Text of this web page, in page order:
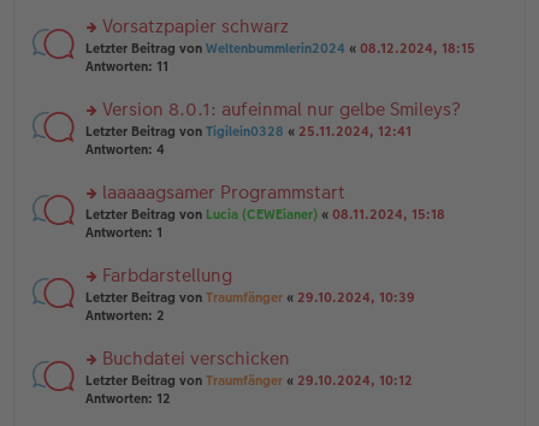
tr
a
g
e
n
er
tr
a
g
n
g
el
e
n
er
tr
a
g
rs
te
n
g
el
e
n
er
tr
a
g
Vorsatzpapier schwarz
Letzter Beitrag von Weltenbummlerin2024 « 08.12.2024, 18:15
Antworten: 11
rs
te
n
g
el
e
n
er
tr
a
g
Version 8.0.1: aufeinmal nur gelbe Smileys?
Letzter Beitrag von Tigilein0328 « 25.11.2024, 12:41
Antworten: 4
rs
te
n
g
el
e
n
er
laaaaagsamer Programmstart
Letzter Beitrag von Lucia (CEWEianer) « 08.11.2024, 15:18
Antworten: 1
rs
te
n
g
el
Farbdarstellung
Letzter Beitrag von Traumfänger « 29.10.2024, 10:39
Antworten: 2
rs
te
Buchdatei verschicken
Letzter Beitrag von Traumfänger « 29.10.2024, 10:12
Antworten: 12